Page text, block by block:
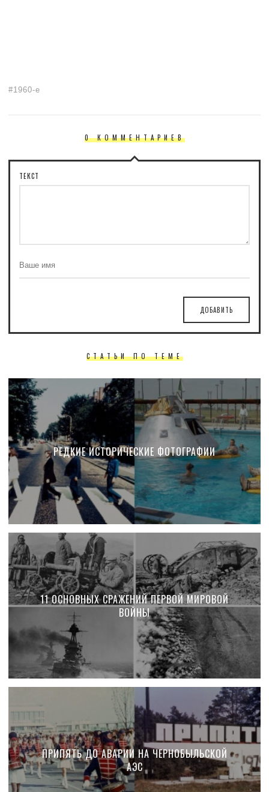
1960-е
0 КОММЕНТАРИЕВ
ТЕКСТ
ДОБАВИТЬ
СТАТЬИ ПО ТЕМЕ
РЕДКИЕ ИСТОРИЧЕСКИЕ ФОТОГРАФИИ
11 ОСНОВНЫХ СРАЖЕНИЙ ПЕРВОЙ МИРОВОЙ
ВОЙНЫ
ПРИПЯТЬ ДО АВАРИИ НА ЧЕРНОБЫЛЬСКОЙ
АЭС